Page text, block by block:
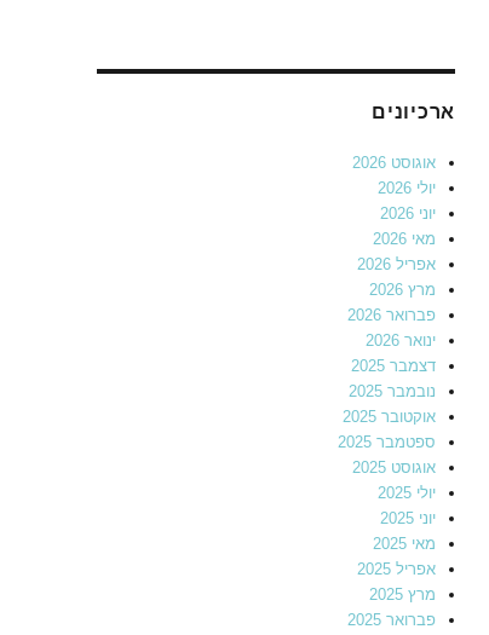
ארכיונים
אוגוסט 2026
יולי 2026
יוני 2026
מאי 2026
אפריל 2026
מרץ 2026
פברואר 2026
ינואר 2026
דצמבר 2025
נובמבר 2025
אוקטובר 2025
ספטמבר 2025
אוגוסט 2025
יולי 2025
יוני 2025
מאי 2025
אפריל 2025
מרץ 2025
פברואר 2025